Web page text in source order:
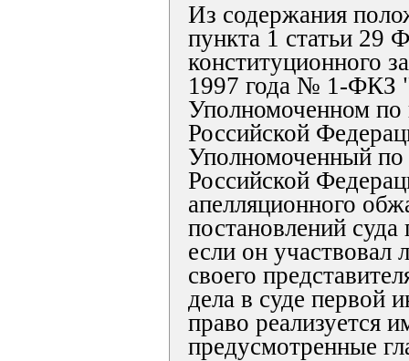
Из содержания
пункта 1 статьи 29
конституционного
1997 года № 1-ФКЗ
Уполномоченном по
Российской
Уполномоченный по
Российской
апелляционного
постановлений
если он участвовал
своего
дела в суде первой
право реализуется
предусмотренные